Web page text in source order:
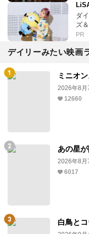
ダ
ズ
PR
デイリーみたい映画
ミニオ
2026年8月
12660
あの星
2026年8月
6017
白鳥と